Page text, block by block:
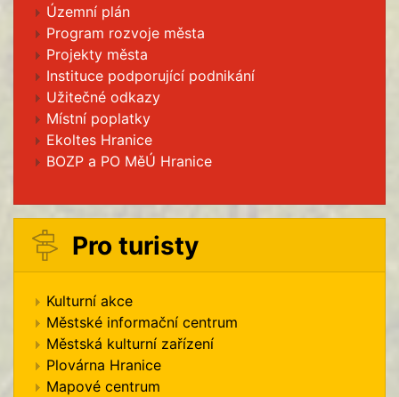
Územní plán
Program rozvoje města
Projekty města
Instituce podporující podnikání
Užitečné odkazy
Místní poplatky
Ekoltes Hranice
BOZP a PO MěÚ Hranice
Pro turisty
Kulturní akce
Městské informační centrum
Městská kulturní zařízení
Plovárna Hranice
Mapové centrum